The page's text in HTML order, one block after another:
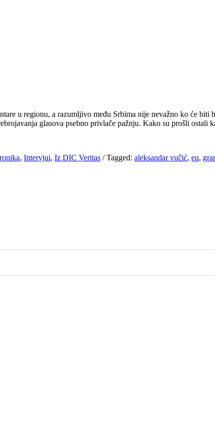
u regionu, a razumljivo među Srbima nije nevažno ko će biti
glasova psebno privlače pažnju. Kako su prošli
, Intervjui, Iz DIC Veritas /Tagged: aleksandar vučić, eu,